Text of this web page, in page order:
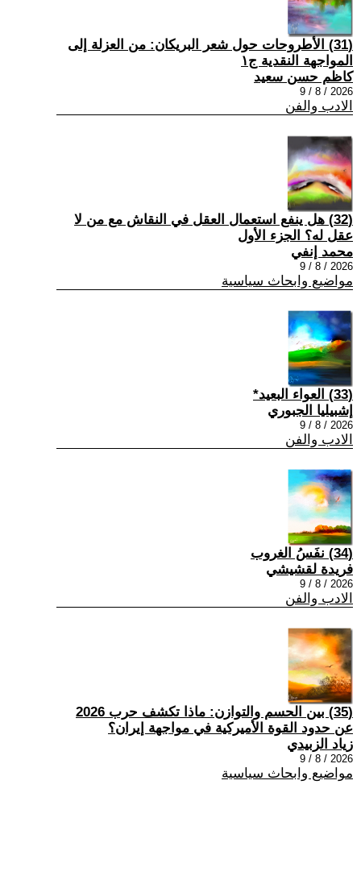
(31) الأطروحات حول شعر البريكان: من العزلة إلى
المواجهة النقدية ج١
كاظم حسن سعيد
2026 / 8 / 9
الادب والفن
(32) هل ينفع استعمال العقل في النقاش مع من لا
عقل له؟ الجزء الأول
محمد إنفي
2026 / 8 / 9
مواضيع وابحاث سياسية
(33) العواء البعيد*
إشبيليا الجبوري
2026 / 8 / 9
الادب والفن
(34) نفَسُ الغروب
فريدة لقشيشي
2026 / 8 / 9
الادب والفن
(35) بين الحسم والتوازن: ماذا تكشف حرب 2026
عن حدود القوة الأميركية في مواجهة إيران؟
زياد الزبيدي
2026 / 8 / 9
مواضيع وابحاث سياسية